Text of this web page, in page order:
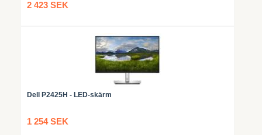
2 423 SEK
Dell P2425H - LED-skärm
1 254 SEK